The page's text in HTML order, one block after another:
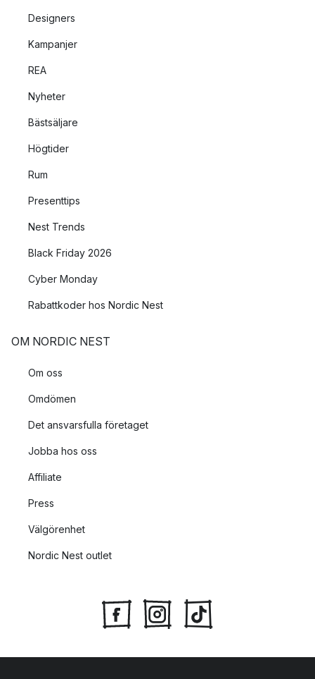
Designers
Kampanjer
REA
Nyheter
Bästsäljare
Högtider
Rum
Presenttips
Nest Trends
Black Friday 2026
Cyber Monday
Rabattkoder hos Nordic Nest
OM NORDIC NEST
Om oss
Omdömen
Det ansvarsfulla företaget
Jobba hos oss
Affiliate
Press
Välgörenhet
Nordic Nest outlet